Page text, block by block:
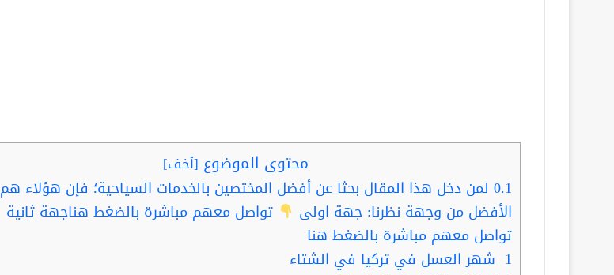
محتوى الموضوع [أخف]
0.1 لمن دخل هذا المقال بحثا عن أفضل المختصين بالخدمات السياحية؛ فإن هؤلاء هم
الأفضل من وجهة نظرنا: جهة اولى
تواصل معهم مباشرة بالضغط هناجهة ثانية
تواصل معهم مباشرة بالضغط هنا
1 شهر العسل في تركيا في الشتاء